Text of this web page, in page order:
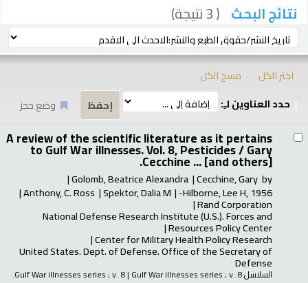
نتائج البحث ( 3 نتيجة)
ترتيب بواسطة:
اختر الكل
مسح الكل
حدد العناوين لـِ:
وضع حجز
A review of the scientific literature as it pertains
to Gulf War illnesses. Vol. 8, Pesticides /Gary
Cecchine ... [and others].
by
Cecchine, Gary
Golomb, Beatrice Alexandra
Hilborne, Lee H, 1956-
Spektor, Dalia M
Anthony, C. Ross
Rand Corporation
National Defense Research Institute (U.S.). Forces and
Resources Policy Center
Center for Military Health Policy Research
United States. Dept. of Defense. Office of the Secretary of
Defense
السلاسل: Gulf War illnesses series; v. 8| Gulf War illnesses series; v. 8.